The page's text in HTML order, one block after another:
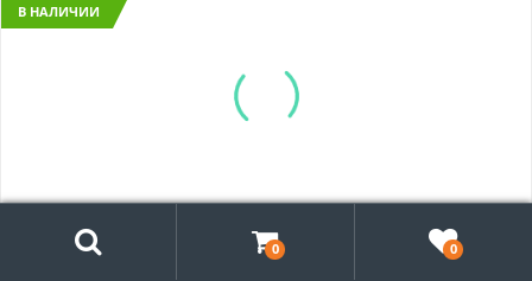
В НАЛИЧИИ
Battlefield 3 Premium / Подарки
КОЛ-ВО ПРОДАЖ:
0 0